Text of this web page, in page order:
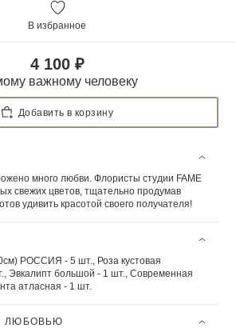
В избранное
4 100 ₽
важному человеку
Добавить в корзину
много любви. Флористы студии FAME
свежих цветов, тщательно продумав
удивить красотой своего получателя!
РОССИЯ - 5 шт., Роза кустовая
Эвкалипт большой - 1 шт., Современная
атласная - 1 шт.
ЛЮБОВЬЮ